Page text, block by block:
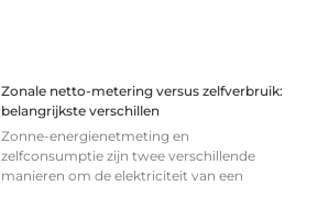
Zonale netto-metering versus zelfverbruik:
belangrijkste verschillen
Zonne-energienetmeting en
zelfconsumptie zijn twee verschillende
manieren om de elektriciteit van een